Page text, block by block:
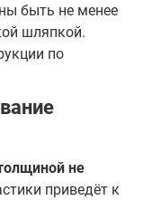
быть не менее
шляпкой.
по
не
приведёт к